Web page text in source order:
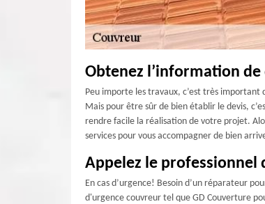
Obtenez l’information de
Peu importe les travaux, c’est très
Mais pour être sûr de bien établir le devis,
rendre facile la réalisation de votre projet.
services pour vous accompagner de bien
Appelez le professionnel
En cas d’urgence! Besoin d’un réparateur
d'urgence couvreur tel que GD Couverture